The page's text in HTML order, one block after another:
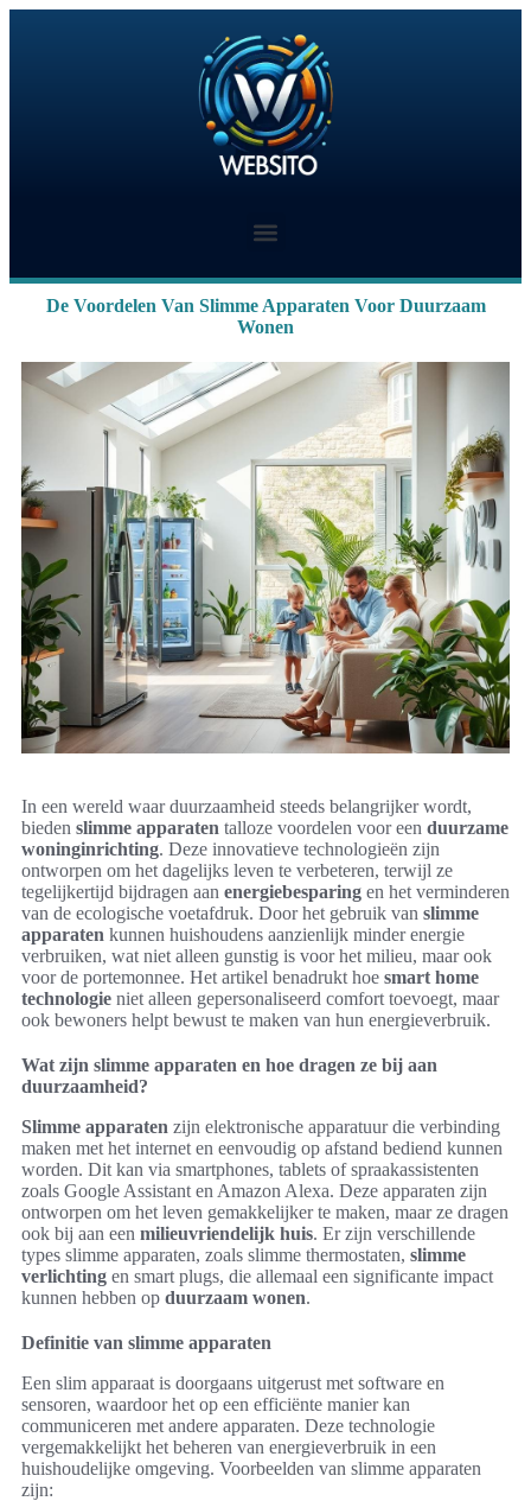
De Voordelen Van Slimme Apparaten Voor Duurzaam
Wonen
In een wereld waar duurzaamheid steeds belangrijker wordt,
bieden slimme apparaten talloze voordelen voor een duurzame
woninginrichting. Deze innovatieve technologieën zijn
ontworpen om het dagelijks leven te verbeteren, terwijl ze
tegelijkertijd bijdragen aan energiebesparing en het verminderen
van de ecologische voetafdruk. Door het gebruik van slimme
apparaten kunnen huishoudens aanzienlijk minder energie
verbruiken, wat niet alleen gunstig is voor het milieu, maar ook
voor de portemonnee. Het artikel benadrukt hoe smart home
technologie niet alleen gepersonaliseerd comfort toevoegt, maar
ook bewoners helpt bewust te maken van hun energieverbruik.
Wat zijn slimme apparaten en hoe dragen ze bij aan
duurzaamheid?
Slimme apparaten zijn elektronische apparatuur die verbinding
maken met het internet en eenvoudig op afstand bediend kunnen
worden. Dit kan via smartphones, tablets of spraakassistenten
zoals Google Assistant en Amazon Alexa. Deze apparaten zijn
ontworpen om het leven gemakkelijker te maken, maar ze dragen
ook bij aan een milieuvriendelijk huis. Er zijn verschillende
types slimme apparaten, zoals slimme thermostaten, slimme
verlichting en smart plugs, die allemaal een significante impact
kunnen hebben op duurzaam wonen.
Definitie van slimme apparaten
Een slim apparaat is doorgaans uitgerust met software en
sensoren, waardoor het op een efficiënte manier kan
communiceren met andere apparaten. Deze technologie
vergemakkelijkt het beheren van energieverbruik in een
huishoudelijke omgeving. Voorbeelden van slimme apparaten
zijn: